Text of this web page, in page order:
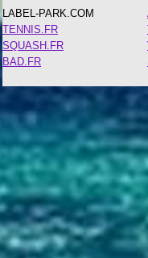
LABEL-PARK.COM
TENNIS.FR
SQUASH.FR
BAD.FR